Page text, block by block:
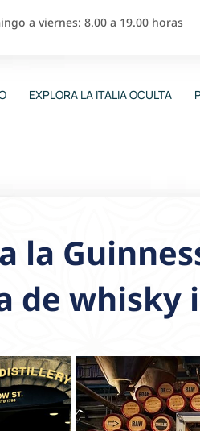
a viernes: 8.00 a 19.00 horas
EXPLORA LA ITALIA OCULTA
la
de whisky